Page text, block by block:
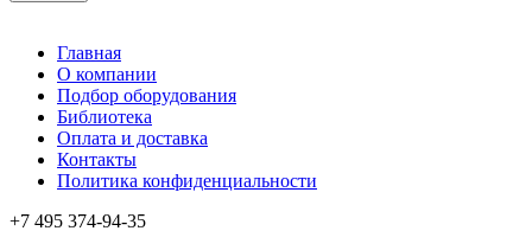
Главная
О компании
Подбор оборудования
Библиотека
Оплата и доставка
Контакты
Политика конфиденциальности
+7 495 374-94-35